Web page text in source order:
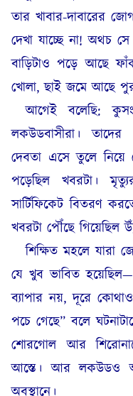
তার খাবার-দাবারের
দেখা যাচ্ছে না! অথচ
বাড়িটাও পড়ে আছে
খোলা, ছাই জমে আছে
আগেই বলেছি:
লকউডবাসীরা। তাদের
দেবতা এসে তুলে নিয়ে
পড়েছিল খবরটা।
সার্টিফিকেট বিতরণ
খবরটা পৌঁছে গিয়েছিল
শিক্ষিত মহলে যারা
যে খুব ভাবিত
ব্যাপার নয়, দূরে কোথাও
পচে গেছে” বলে
শোরগোল আর
আস্তে। আর লকউডও
অবস্থানে।